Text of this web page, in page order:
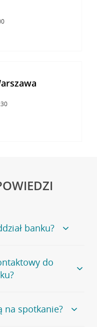
banku?
zapraszamy na
znajduje się
do
ogólnego numeru
na spotkanie?